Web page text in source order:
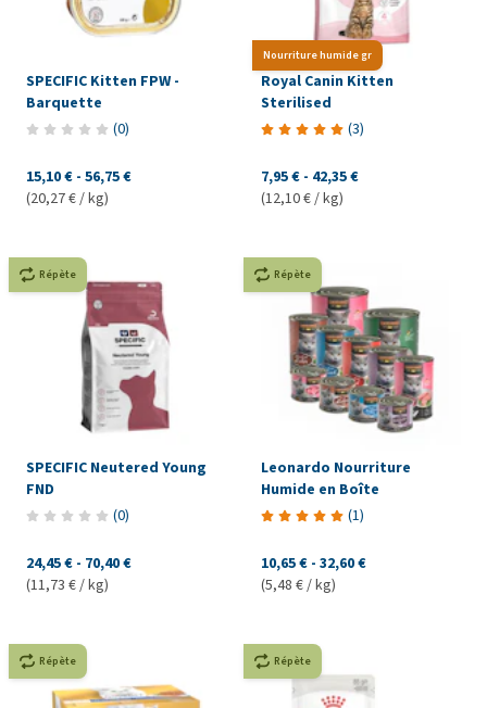
SPECIFIC Kitten FPW -
Barquette
(0)
15,10 € - 56,75 €
(20,27 € / kg)
Nourriture humide gr
Royal Canin Kitten
Sterilised
(3)
7,95 € - 42,35 €
(12,10 € / kg)
Répète
SPECIFIC Neutered Young
FND
(0)
24,45 € - 70,40 €
(11,73 € / kg)
Répète
Leonardo Nourriture
Humide en Boîte
(1)
10,65 € - 32,60 €
(5,48 € / kg)
Répète Répète